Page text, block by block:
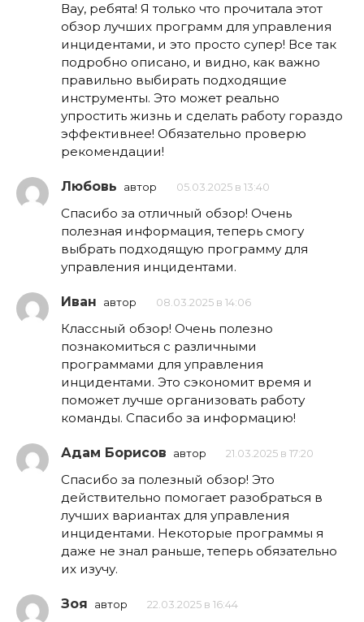
Вау, ребята! Я только что прочитала этот
обзор лучших программ для управления
инцидентами, и это просто супер! Все так
подробно описано, и видно, как важно
правильно выбирать подходящие
инструменты. Это может реально
упростить жизнь и сделать работу гораздо
эффективнее! Обязательно проверю
рекомендации!
Любовь автор 05.03.2025 в 13:40
Спасибо за отличный обзор! Очень
полезная информация, теперь смогу
выбрать подходящую программу для
управления инцидентами.
Иван автор 08.03.2025 в 14:06
Классный обзор! Очень полезно
познакомиться с различными
программами для управления
инцидентами. Это сэкономит время и
поможет лучше организовать работу
команды. Спасибо за информацию!
Адам Борисов автор 21.03.2025 в 17:20
Спасибо за полезный обзор! Это
действительно помогает разобраться в
лучших вариантах для управления
инцидентами. Некоторые программы я
даже не знал раньше, теперь обязательно
их изучу.
Зоя автор 22.03.2025 в 16:44